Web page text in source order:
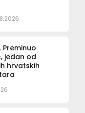
Preminuo
jedan od
hrvatskih